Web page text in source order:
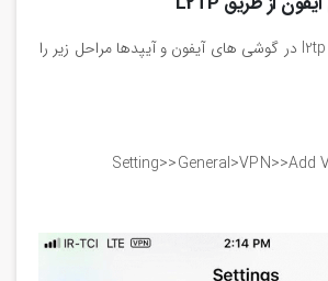
برای ساخت کانکشن l2tp در گوشی های آیفون و آیپدها مراحل زیر را
Setting>>General>VPN>>Add